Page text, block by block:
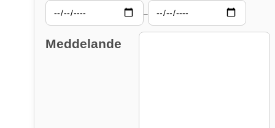
–
Meddelande